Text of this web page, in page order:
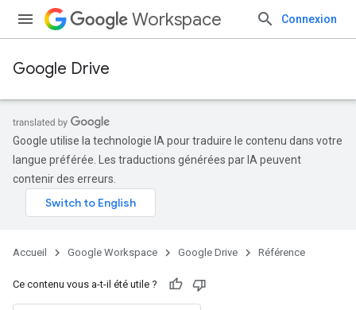
Workspace Connexion
Google Drive
Google utilise la technologie IA pour traduire le contenu dans votre
langue préférée. Les traductions générées par IA peuvent
contenir des erreurs.
Accueil Google Workspace Google Drive Référence
Ce contenu vous a-t-il été utile ?